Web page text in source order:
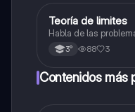
Geografía
Teoría de limites
Habla de las
3° 88 3
Contenidos más